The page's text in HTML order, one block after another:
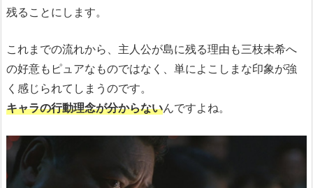
残ることにします。
これまでの流れから、主人公が島に残る理由も三枝未希へ
の好意もピュアなものではなく、単によこしまな印象が強
く感じられてしまうのです。
キャラの行動理念が分からないんですよね。